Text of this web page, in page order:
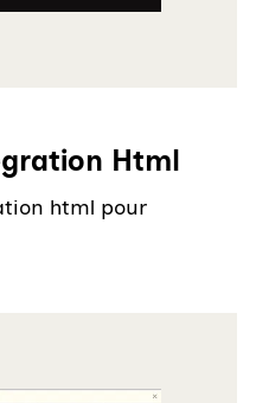
Html
html pour